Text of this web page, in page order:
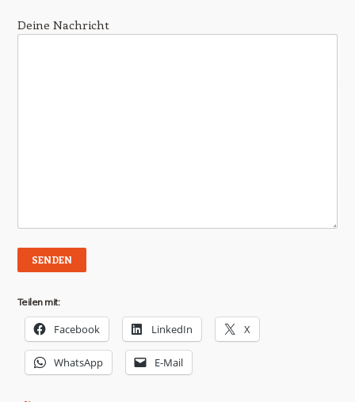
Deine Nachricht
Teilen mit:
Facebook LinkedIn X
WhatsApp E-Mail